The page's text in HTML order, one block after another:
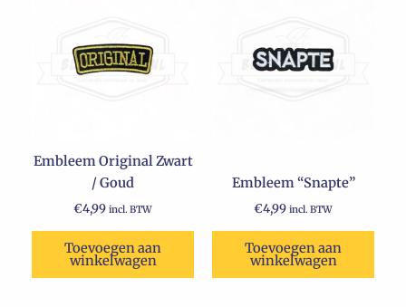
Embleem Original Zwart
/ Goud
€4,99 incl. BTW
Toevoegen aan
winkelwagen
Embleem “Snapte”
€4,99 incl. BTW
Toevoegen aan
winkelwagen